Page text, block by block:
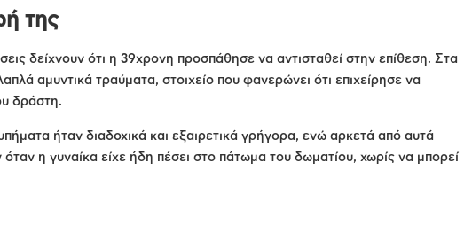
της
δείχνουν ότι η 39χρονη προσπάθησε να αντισταθεί στην επίθεση. Στα
αμυντικά τραύματα, στοιχείο που φανερώνει ότι επιχείρησε να
δράστη.
ήταν διαδοχικά και εξαιρετικά γρήγορα, ενώ αρκετά από αυτά
η γυναίκα είχε ήδη πέσει στο πάτωμα του δωματίου, χωρίς να μπορεί